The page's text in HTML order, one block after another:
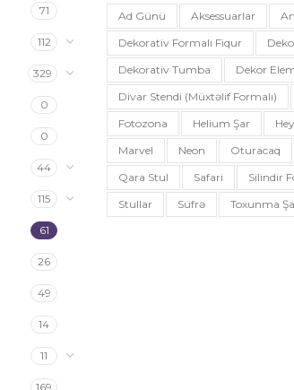
71
112
329
0
0
44
115
61
26
49
14
11
169
Ad Günü Aksessuarlar
Dekorativ Formalı Fiqur
Dekorativ Tumba
Dekor
Divar Stendi (müxtəlif Formalı)
Fotozona
Helium Şar
Marvel
Neon
Oturacaq
Qara Stul
Safari
Silindir
Stullar
Süfrə Toxunma